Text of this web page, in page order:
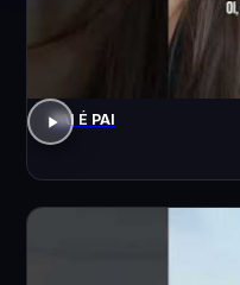
PAI É PAI